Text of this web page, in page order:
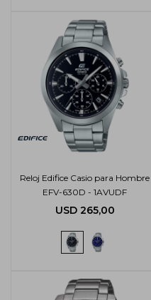
Reloj Edifice Casio para Hombre
EFV-630D - 1AVUDF
USD 265,00